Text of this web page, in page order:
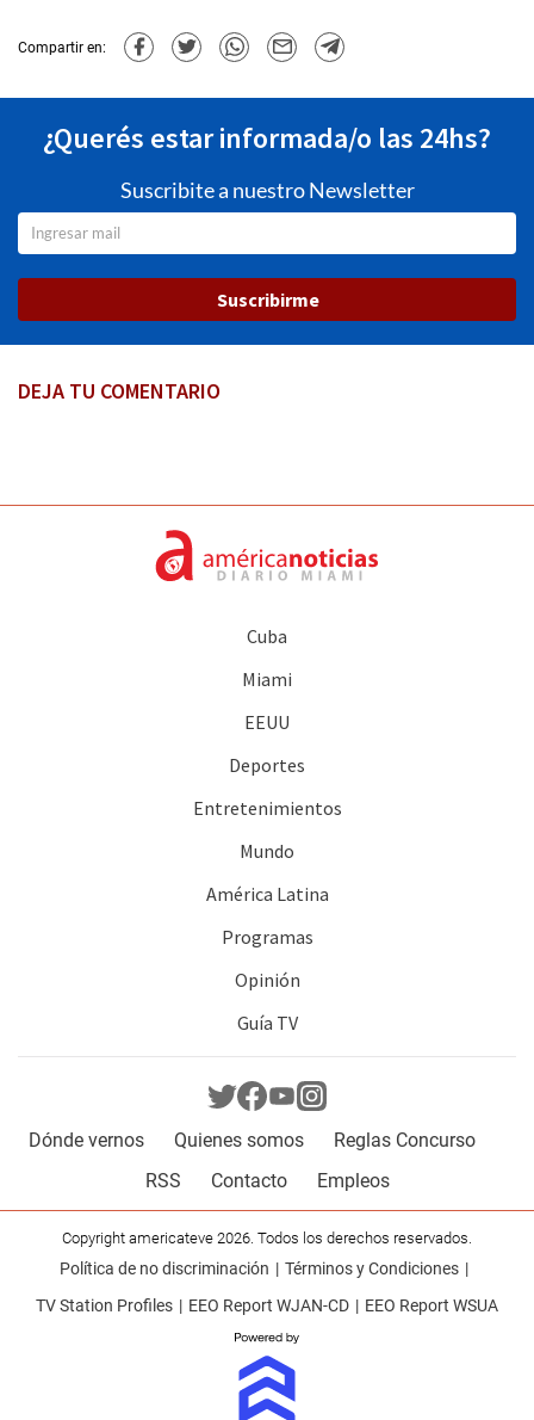
Compartir en:
¿Querés estar informada/o las 24hs?
Suscribite a nuestro Newsletter
Suscribirme
DEJA TU COMENTARIO
Cuba
Miami
EEUU
Deportes
Entretenimientos
Mundo
América Latina
Programas
Opinión
Guía TV
Dónde vernos Quienes somos
Reglas Concurso
RSS
Contacto Empleos
Copyright americateve 2026. Todos los derechos reservados.
Política de no discriminación
Términos y Condiciones
TV Station Profiles
EEO Report WJAN-CD EEO Report WSUA